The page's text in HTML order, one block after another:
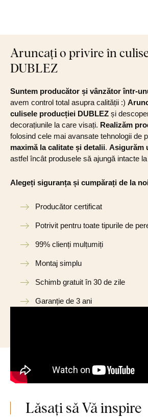
Aruncați o privire în
DUBLEZ
Suntem producător și vânzător într-
avem control total asupra calității :)
culisele producției DUBLEZ și
decorațiunile la care visați. Realizăm
folosind cele mai avansate tehnologii de
maximă la calitate și detalii. Asigurăm
astfel încât produsele să ajungă intacte
Alegeți siguranța și cumpărați de la
Producător certificat
Potrivit pentru toate tipurile de
99% clienți mulțumiți
Montaj simplu
Schimb gratuit în 30 de zile
Garanție de 3 ani
Lăsați să Vă inspire